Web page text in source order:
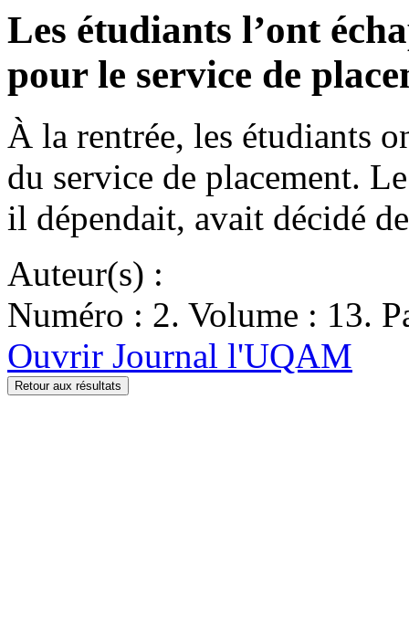
Les étudiants l’ont
pour le service de
À la rentrée, les étudiants
du service de placement.
il dépendait, avait décidé
Auteur(s) :
Numéro : 2. Volume : 13.
Ouvrir Journal l'UQAM
Retour aux résultats